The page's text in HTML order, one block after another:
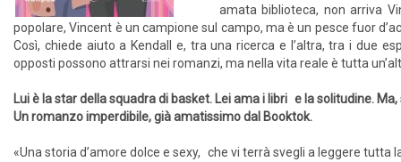
amata biblioteca, non arriva
popolare, Vincent è un campione sul campo, ma è un pesce fuor
Così, chiede aiuto a Kendall e, tra una ricerca e l’altra, tra i due
opposti possono attrarsi nei romanzi, ma nella vita reale è tutta
Lui è la star della squadra di basket. Lei ama i libri e la solitudine.
Un romanzo imperdibile, già amatissimo dal Booktok.
«Una storia d’amore dolce e sexy, che vi terrà svegli a leggere tutta